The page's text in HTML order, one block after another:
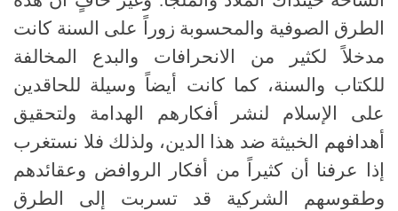
الطرق الصوفية والمحسوبة زوراً على السنة كانت
مدخلاً لكثير من الانحرافات والبدع المخالفة
للكتاب والسنة، كما كانت أيضاً وسيلة للحاقدين
على الإسلام لنشر أفكارهم الهدامة ولتحقيق
أهدافهم الخبيثة ضد هذا الدين، ولذلك فلا نستغرب
إذا عرفنا أن كثيراً من أفكار الروافض وعقائدهم
وطقوسهم الشركية قد تسربت إلى الطرق